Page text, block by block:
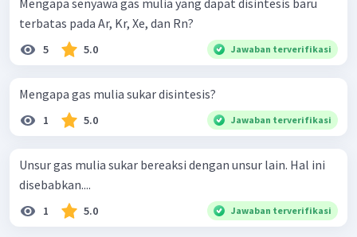
terbatas pada Ar, Kr, Xe, dan Rn?
5 5.0 Jawaban terverifikasi
Mengapa gas mulia sukar disintesis?
1 5.0 Jawaban terverifikasi
Unsur gas mulia sukar bereaksi dengan unsur lain. Hal ini
disebabkan....
1 5.0 Jawaban terverifikasi